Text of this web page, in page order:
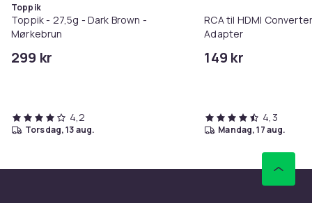
Toppik
Toppik - 27,5g - Dark Brown -
Mørkebrun
299 kr
4,2
torsdag, 13 aug.
RCA til HDMI
Adapter
149 kr
4,3
mandag, 17 aug.